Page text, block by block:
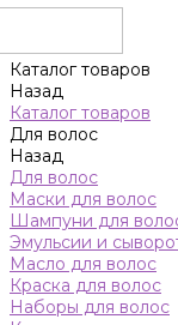
Каталог товаров
Назад
Каталог товаров
Для волос
Назад
Для волос
Маски для волос
Шампуни для
Эмульсии и
Масло для волос
Краска для волос
Наборы для волос